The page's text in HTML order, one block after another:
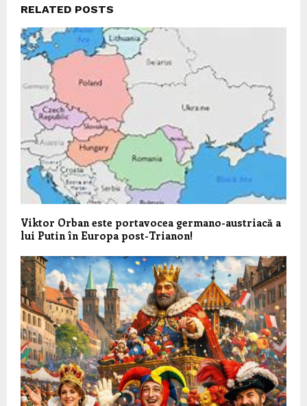
RELATED POSTS
Viktor Orban este portavocea germano-austriacă a
lui Putin în Europa post-Trianon!